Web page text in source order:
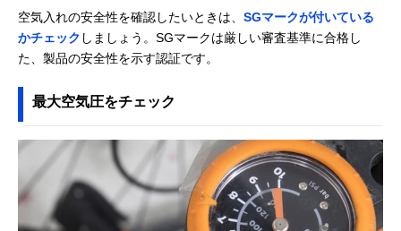
空気入れの安全性を確認したいときは、 SGマークが付いている
かチェック しましょう。SGマークは厳しい審査基準に合格し
た、製品の安全性を示す認証です。
最大空気圧をチェック